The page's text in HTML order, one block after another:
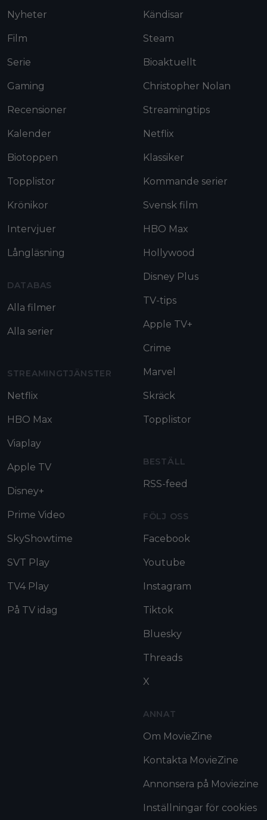
Nyheter
Film
Serie
Gaming
Recensioner
Kalender
Biotoppen
Topplistor
Krönikor
Intervjuer
Långläsning
DATABAS
Alla filmer
Alla serier
STREAMINGTJÄNSTER
Netflix
HBO Max
Viaplay
Apple TV
Disney+
Prime Video
SkyShowtime
SVT Play
TV4 Play
På TV idag
Kändisar
Steam
Bioaktuellt
Christopher Nolan
Streamingtips
Netflix
Klassiker
Kommande serier
Svensk film
HBO Max
Hollywood
Disney Plus
TV-tips
Apple TV+
Crime
Marvel
Skräck
Topplistor
BESTÄLL
RSS-feed
FÖLJ OSS
Facebook
Youtube
Instagram
Tiktok
Bluesky
Threads
X
ANNAT
Om MovieZine
Kontakta MovieZine
Annonsera på Moviezine
Inställningar för cookies